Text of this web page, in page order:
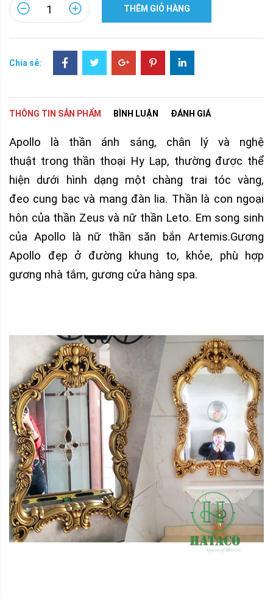
THÊM GIỎ HÀNG
Chia sẻ:
THÔNG TIN SẢN PHẨM BÌNH LUẬN ĐÁNH GIÁ
Apollo là thần ánh sáng, chân lý và nghệ
thuật trong thần thoại Hy Lạp, thường được thể
hiện dưới hình dạng một chàng trai tóc vàng,
đeo cung bạc và mang đàn lia. Thần là con ngoại
hôn của thần Zeus và nữ thần Leto. Em song sinh
của Apollo là nữ thần săn bắn Artemis.Gương
Apollo đẹp ở đường khung to, khỏe, phù hợp
gương nhà tắm, gương cửa hàng spa.